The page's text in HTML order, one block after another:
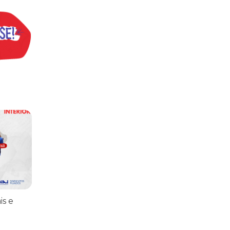
diplomacia, Israel intensifica assassinatos
do interior
e